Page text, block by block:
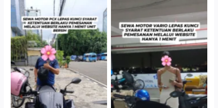
Antar Jemput Kendaraan
Cityplaza Jatinegara
Gedung Parkir P6A